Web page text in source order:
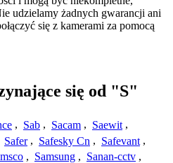
udzielamy żadnych gwarancji ani
się z kamerami za pomocą
się od "S"
, Sab , Sacam , Saewit ,
Safer , Safesky Cn , Safevant ,
, Samsung , Sanan-cctv ,